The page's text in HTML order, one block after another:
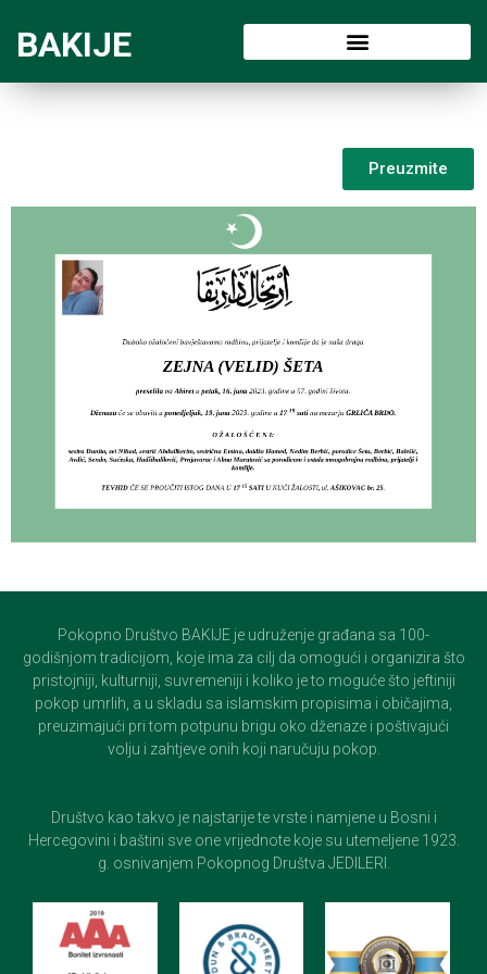
BAKIJE
Preuzmite
Pokopno Društvo BAKIJE je udruženje građana sa 100-
godišnjom tradicijom, koje ima za cilj da omogući i organizira što
pristojniji, kulturniji, suvremeniji i koliko je to moguće što jeftiniji
pokop umrlih, a u skladu sa islamskim propisima i običajima,
preuzimajući pri tom potpunu brigu oko dženaze i poštivajući
volju i zahtjeve onih koji naručuju pokop.
Društvo kao takvo je najstarije te vrste i namjene u Bosni i
Hercegovini i baštini sve one vrijednote koje su utemeljene 1923.
g. osnivanjem Pokopnog Društva JEDILERI.